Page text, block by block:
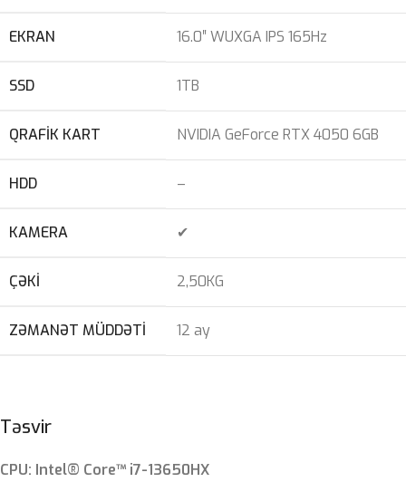
Təsvir
CPU: Intel® Core™ i7-13650HX
EKRAN 16.0″ WUXGA IPS 165Hz
SSD 1TB
QRAFIK KART NVIDIA GeForce RTX 4050 6GB
HDD –
KAMERA ✔
ÇƏKI 2,50KG
ZƏMANƏT MÜDDƏTI 12 ay